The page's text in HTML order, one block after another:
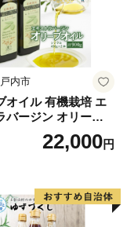
内市
オイル 有機栽培 エ
バージン オリーブ
ングル 2本 セット
ック 調味料 油 オリ
22,000円